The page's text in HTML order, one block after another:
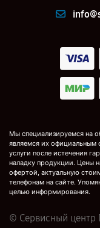
Мы специализируемся на
являемся их официальным
услуги после истечения
наладку продукции. Цены
офертой, актуальную
телефонам на сайте.
целью информирования.
© Сервисный центр